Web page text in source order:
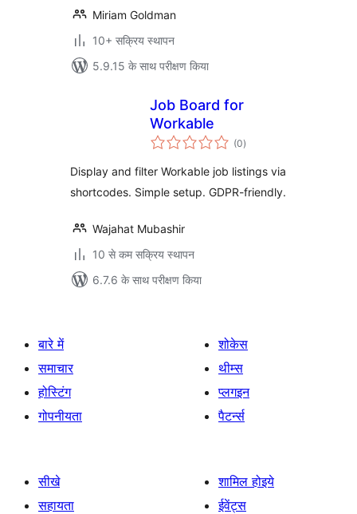
Miriam Goldman
10+ सक्रिय स्थापन
5.9.15 के साथ परीक्षण किया
Job Board for
Workable
(0कुल
दर)
Display and filter Workable job listings via
shortcodes. Simple setup. GDPR-friendly.
Wajahat Mubashir
10 से कम सक्रिय स्थापन
6.7.6 के साथ परीक्षण किया
बारे में
समाचार
होस्टिंग
गोपनीयता
शोकेस
थीम्स
प्लगइन
पैटर्न्स
सीखे
सहायता
शामिल होइये
ईवेंट्स